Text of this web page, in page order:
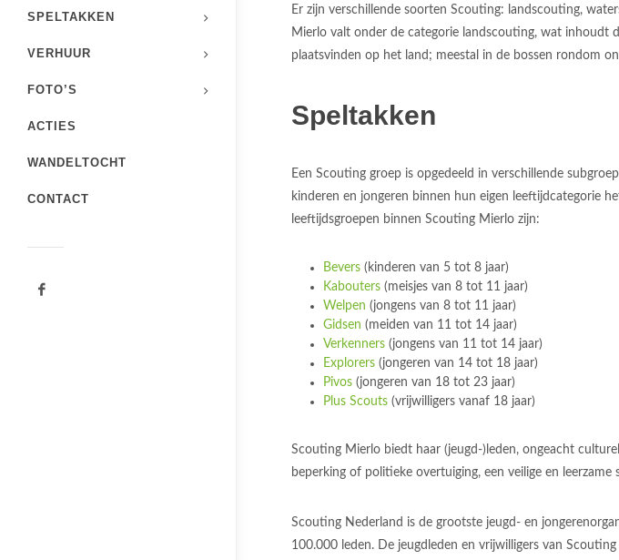
SPELTAKKEN
VERHUUR
FOTO’S
ACTIES
WANDELTOCHT
CONTACT
Er zijn verschillende soorten Scouting: landscouting,
Mierlo valt onder de categorie landscouting, wat inhoudt
plaatsvinden op het land; meestal in de bossen rondom
Speltakken
Een Scouting groep is opgedeeld in verschillende
kinderen en jongeren binnen hun eigen leeftijdcategorie
leeftijdsgroepen binnen Scouting Mierlo zijn:
Bevers (kinderen van 5 tot 8 jaar)
Kabouters (meisjes van 8 tot 11 jaar)
Welpen (jongens van 8 tot 11 jaar)
Gidsen (meiden van 11 tot 14 jaar)
Verkenners (jongens van 11 tot 14 jaar)
Explorers (jongeren van 14 tot 18 jaar)
Pivos (jongeren van 18 tot 23 jaar)
Plus Scouts (vrijwilligers vanaf 18 jaar)
Scouting Mierlo biedt haar (jeugd-)leden, ongeacht
beperking of politieke overtuiging, een veilige en leerzame
Scouting Nederland is de grootste jeugd- en
100.000 leden. De jeugdleden en vrijwilligers van